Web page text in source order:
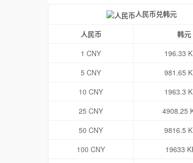
人民币兑韩元
人民币 韩元
1 CNY
196.33
5 CNY
981.65
10 CNY
1963.3
25 CNY
4908.25
50 CNY
9816.5
100 CNY
19633